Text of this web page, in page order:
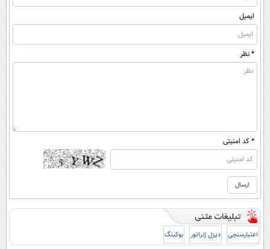
ایمیل
* نظر
* کد امنیتی
اعتبارسنجی دیزل ژنراتور بوکینگ